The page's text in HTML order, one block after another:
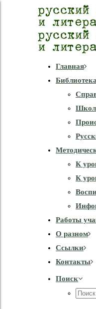
Главная
Библиотека
К
К
Работы
О разном
Cсылки
Контакты
Поиск